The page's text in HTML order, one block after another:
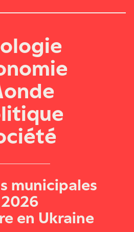
municipales
2026
en Ukraine